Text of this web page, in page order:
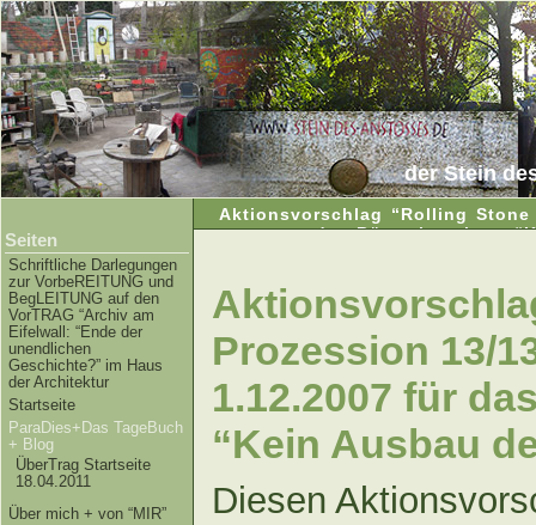
der Stein
Aktionsvorschlag “Rolling Stone
das Bürgerbegehren
Seiten
Schriftliche Darlegungen
zur VorbeREITUNG und
BegLEITUNG auf den
VorTRAG “Archiv am
Eifelwall: “Ende der
unendlichen
Geschichte?” im Haus
der Architektur
Startseite
ParaDies+Das TageBuch
+ Blog
ÜberTrag Startseite
18.04.2011
Über mich + von “MIR”
Prozession 13/
1.12.2007 für
“Kein Ausbau
Diesen